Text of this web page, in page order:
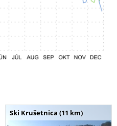
Ski Krušetnica (11 km)